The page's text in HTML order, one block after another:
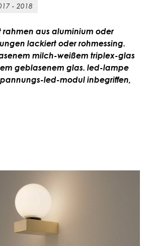
- 2018
aus aluminium oder
lackiert oder rohmessing.
milch-weißem triplex-glas
geblasenem glas. led-lampe
led-modul inbegriffen,